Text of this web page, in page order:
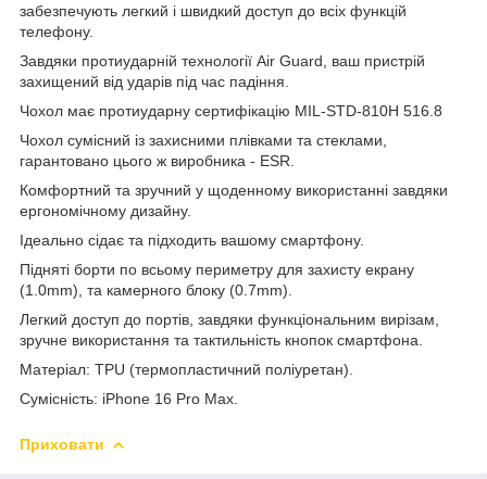
забезпечують легкий і швидкий доступ до всіх функцій
телефону.
Завдяки протиударній технології Air Guard, ваш пристрій
захищений від ударів під час падіння.
Чохол має протиударну сертифікацію MIL-STD-810H 516.8
Чохол сумісний із захисними плівками та стеклами,
гарантовано цього ж виробника - ESR.
Комфортний та зручний у щоденному використанні завдяки
ергономічному дизайну.
Ідеально сідає та підходить вашому смартфону.
Підняті борти по всьому периметру для захисту екрану
(1.0mm), та камерного блоку (0.7mm).
Легкий доступ до портів, завдяки функціональним вирізам,
зручне використання та тактильність кнопок смартфона.
Матеріал: TPU (термопластичний поліуретан).
Сумісність: iPhone 16 Pro Max.
Приховати